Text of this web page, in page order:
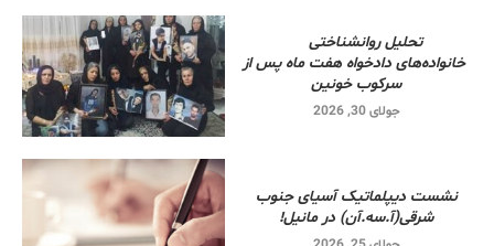
تحلیل روانشناختی
خانواده‌های دادخواه هفت ماه پس از
سرکوب خونین
جولای 30, 2026
نشست دیپلماتیک آسیای جنوب
شرقی‌(آ.سه.آن) در مانیل!